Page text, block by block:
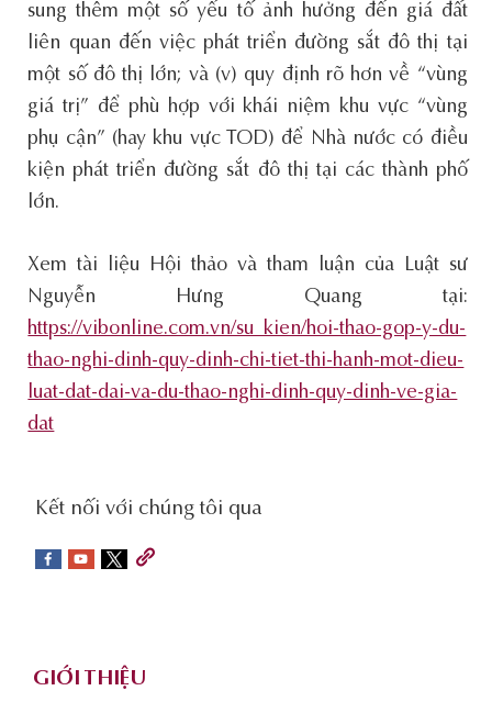
sung thêm một số yếu tố ảnh hưởng đến giá đất
liên quan đến việc phát triển đường sắt đô thị tại
một số đô thị lớn; và (v) quy định rõ hơn về “vùng
giá trị” để phù hợp với khái niệm khu vực “vùng
phụ cận” (hay khu vực TOD) để Nhà nước có điều
kiện phát triển đường sắt đô thị tại các thành phố
lớn.
Xem tài liệu Hội thảo và tham luận của Luật sư
Nguyễn Hưng Quang tại:
https://vibonline.com.vn/su_kien/hoi-thao-gop-y-du-
thao-nghi-dinh-quy-dinh-chi-tiet-thi-hanh-mot-dieu-
luat-dat-dai-va-du-thao-nghi-dinh-quy-dinh-ve-gia-
dat
social-
sidebar
Kết nối với chúng tôi qua
GIỚI THIỆU